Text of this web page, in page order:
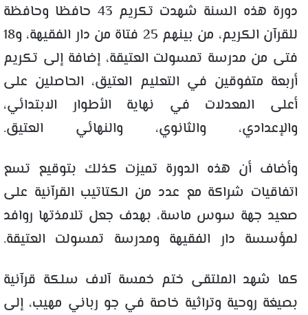
دورة هذه السنة شهدت تكريم 43 حافظا وحافظة
للقرآن الكريم، من بينهم 25 فتاة من دار الفقيهة، و18
فتى من مدرسة تمسولت العتيقة، إضافة إلى تكريم
أربعة متفوقين في التعليم العتيق، الحاصلين على
أعلى المعدلات في نهاية الأطوار الابتدائي،
والإعدادي، والثانوي، والنهائي العتيق.
وأضاف أن هذه الدورة تميزت كذلك بتوقيع تسع
اتفاقيات شراكة مع عدد من الكتاتيب القرآنية على
صعيد جهة سوس ماسة، بهدف جعل تلامذتها روافد
لمؤسسة دار الفقيهة ومدرسة تمسولت العتيقة.
كما شهد الملتقى ختم خمسة آلاف سلكة قرآنية
بصيغة روحية وتراثية خاصة في جو رباني مهيب، إلى